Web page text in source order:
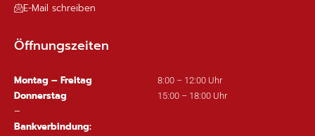
E-Mail schreiben
Öffnungszeiten
Montag – Freitag 8:00 – 12:00 Uhr
Donnerstag 15:00 – 18:00 Uhr
–
Bankverbindung: